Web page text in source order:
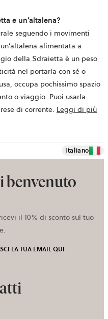
e un’altalena?
seguendo i movimenti
alimentata a
della Sdraietta è un peso
nel portarla con sé o
occupa pochissimo spazio
o viaggio. Puoi usarla
di corrente. Leggi di più
Italiano
benvenuto
il 10% di sconto sul tuo
LA TUA EMAIL QUI